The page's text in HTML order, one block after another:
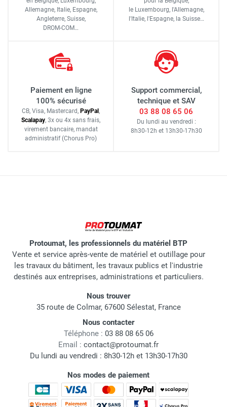
Allemagne, Italie, Espagne,
Angleterre, Suisse,
DROM-COM…
le Luxembourg, l'Allemagne,
l'Italie, l'Espagne, la Suisse…
Paiement en ligne
100% sécurisé
CB, Visa, Mastercard, PayPal ,
Scalapay, 3x ou 4x sans frais,
virement bancaire, mandat
administratif (Chorus Pro)
Support commercial,
technique et SAV
03 88 08 65 06
Du lundi au vendredi :
8h30-12h et 13h30-17h30
Protoumat, les professionnels du matériel BTP
Vente et service après-vente de matériel et outillage pour
les travaux du bâtiment, les travaux publics et l'industrie
destinés aux entreprises, administrations et particuliers.
Nous trouver
35 route de Colmar, 67600 Sélestat, France
Nous contacter
Téléphone : 03 88 08 65 06
Email : contact@protoumat.fr
Du lundi au vendredi : 8h30-12h et 13h30-17h30
Nos modes de paiement